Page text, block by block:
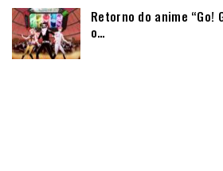
Retorno do anime “Go!
o…